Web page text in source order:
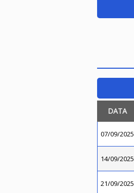
DATA
07/09/2025
14/09/2025
21/09/2025